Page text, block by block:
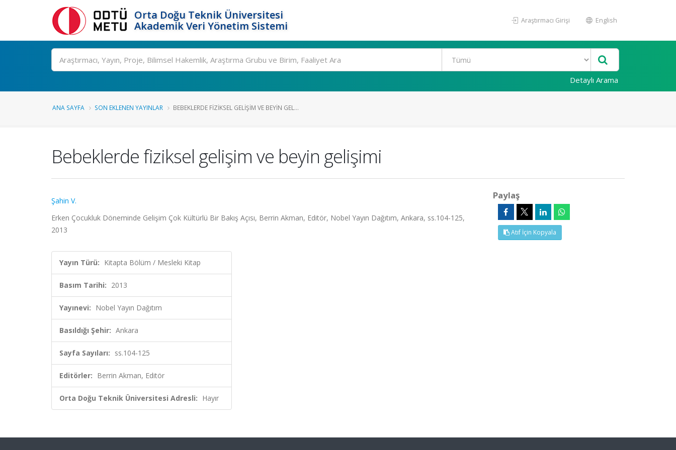
Orta Doğu Teknik Üniversitesi
Akademik Veri Yönetim Sistemi
Araştırmacı Girişi English
Ara
Detaylı Arama
ANA SAYFA SON EKLENEN YAYINLAR BEBEKLERDE FIZIKSEL GELIŞIM VE BEYIN GEL...
Bebeklerde fiziksel gelişim ve beyin gelişimi
Şahin V.
Erken Çocukluk Döneminde Gelişim Çok Kültürlü Bir Bakış Açısı, Berrin Akman, Editör, Nobel Yayın Dağıtım, Ankara, ss.104-125,
2013
Yayın Türü: Kitapta Bölüm / Mesleki Kitap
Basım Tarihi: 2013
Yayınevi: Nobel Yayın Dağıtım
Basıldığı Şehir: Ankara
Sayfa Sayıları: ss.104-125
Editörler: Berrin Akman, Editör
Orta Doğu Teknik Üniversitesi Adresli: Hayır
Paylaş
Atıf İçin Kopyala